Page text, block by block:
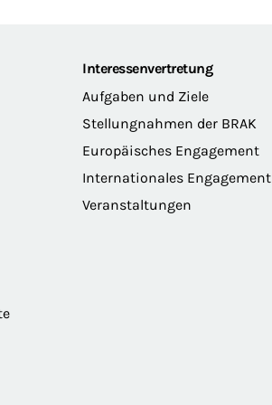
Interessenvertretung
Aufgaben und Ziele
Stellungnahmen der BRAK
Europäisches Engagement
Internationales Engagement
Veranstaltungen